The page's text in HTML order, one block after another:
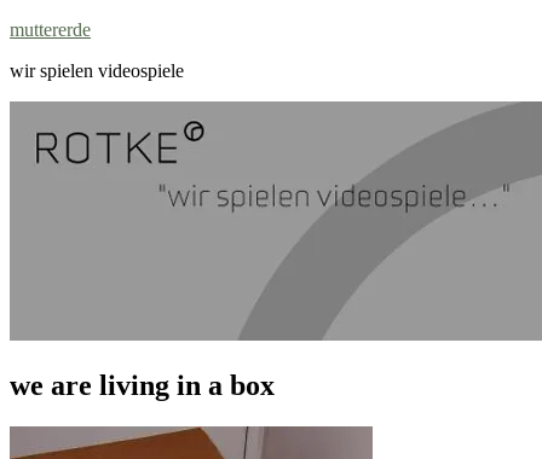
Zum
springen
muttererde
wir spielen videospiele
we are living in a box